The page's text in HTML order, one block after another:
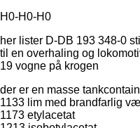
H0-H0-H0
her lister D-DB 193 348-0
til en overhaling og
19 vogne på krogen
der er en masse
1133 lim med brandfarlig
1173 etylacetat